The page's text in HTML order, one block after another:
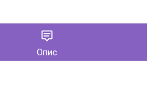
Опис